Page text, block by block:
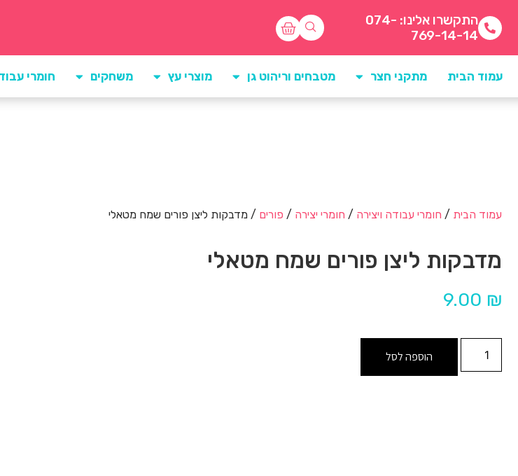
התקשרו אלינו: 074-
769-14-14
עמוד הבית מתקני חצר מטבחים וריהוט גן מוצרי עץ משחקים חומרי
עמוד הבית / חומרי עבודה ויצירה / חומרי יצירה / פורים / מדבקות ליצן פורים שמח מטאלי
מדבקות ליצן פורים שמח מטאלי
9.00 ₪
הוספה לסל